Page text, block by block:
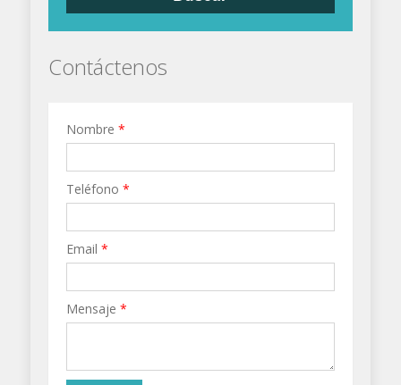
Contáctenos
Nombre *
Teléfono *
Email *
Mensaje *